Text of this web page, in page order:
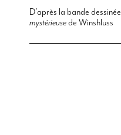
D’après la bande dessinée
mystérieusede Winshluss